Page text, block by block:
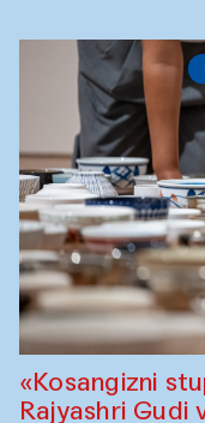
«Kosangizni
Rajyashri Gudi